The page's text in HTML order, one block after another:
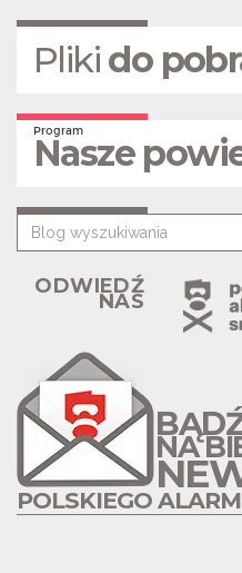
Pliki do
Program
Nasze
ODWIEDŹ
NAS
NA
POLSKIEGO